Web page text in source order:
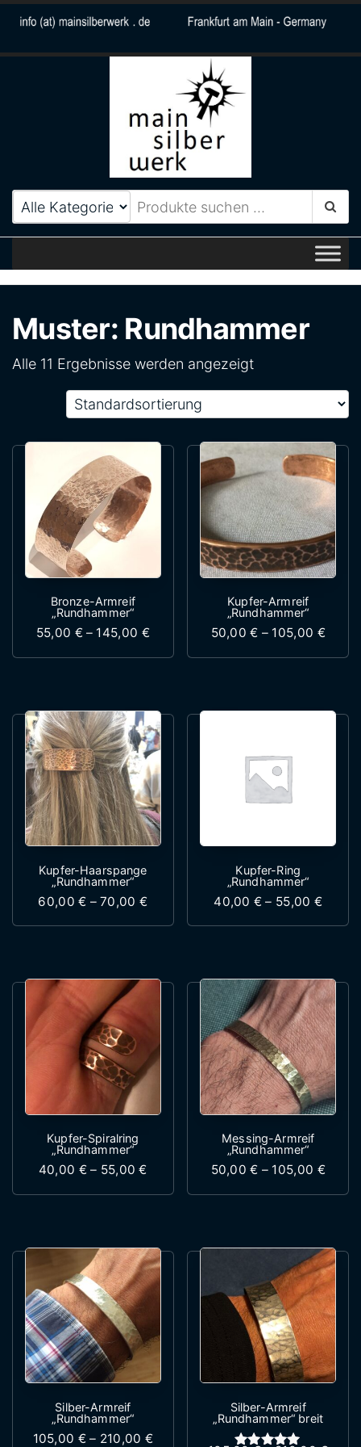
MainSilberWerk
Zeitlos elegantes
Schmuckdesign aus Frankfurt
am Main
Muster: Rundhammer
Alle 11 Ergebnisse werden angezeigt
Bronze-Armreif
„Rundhammer“
55,00 € – 145,00 €Preisspanne: 55,00 € bis 145,00 €
Dieses Produkt weist mehrere
Kupfer-Armreif
„Rundhammer“
50,00€ – 105,00 €
Dieses
Kupfer-Haarspange
„Rundhammer“
60,00€ –70,00 € Preisspanne: 60,00 € bis 70,00 €
Dieses Produkt weist mehrere
Kupfer-Ring
„Rundhammer“
40,00€ – 55,00 €
Dieses
Kupfer-Spiralring
„Rundhammer“
40,00 € – 55,00€ Preisspanne: 40,00 € bis 55,00 €
Dieses Produkt weist mehrere
Messing-Armreif
„Rundhammer“
50,00€ – 105,00 €
Dieses
Silber-Armreif
„Rundhammer“
105,00 € – 210,00 € Preisspanne: 105,00 € bis 210,00
Silber-Armreif
„Rundhammer“ breit